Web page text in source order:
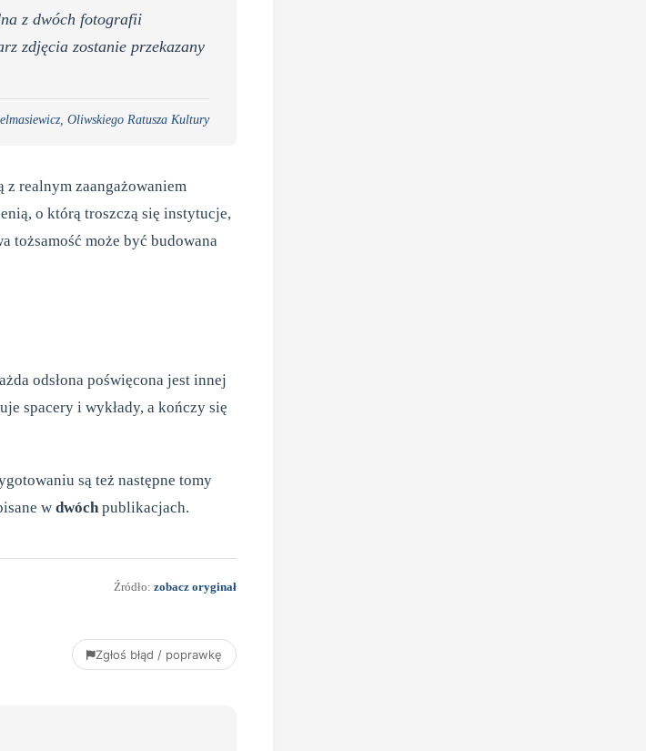
z dwóch fotografii
zdjęcia zostanie przekazany
Oliwskiego Ratusza Kultury
z realnym zaangażowaniem
o którą troszczą się instytucje,
tożsamość może być budowana
odsłona poświęcona jest innej
spacery i wykłady, a kończy się
są też następne tomy
w dwóchpublikacjach.
Źródło: zobacz oryginał
Zgłoś błąd / poprawkę